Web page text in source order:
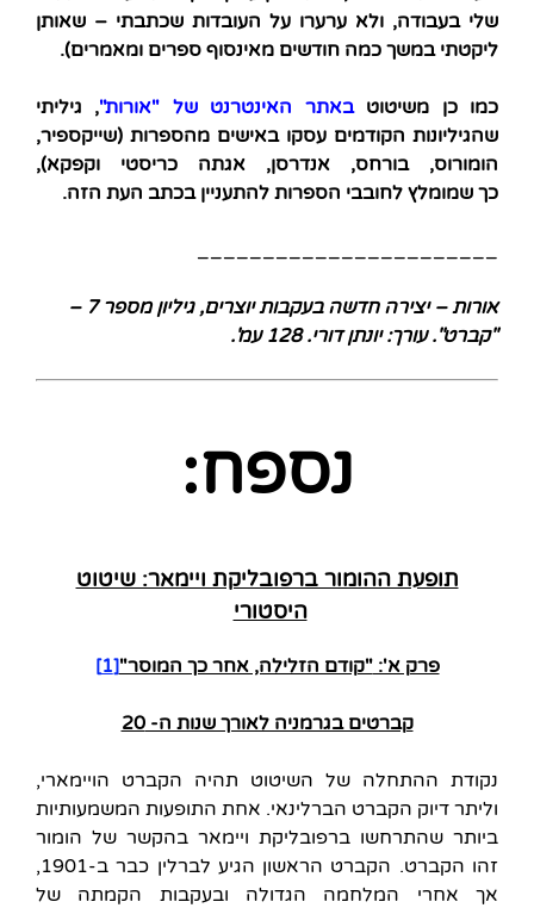
שלי בעבודה, ולא ערערו על העובדות שכתבתי – שאותן
ליקטתי במשך כמה חודשים מאינסוף ספרים ומאמרים).
כמו כן משיטוטבאתר האינטרנט של "אורות", גיליתי
שהגיליונות הקודמים עסקו באישים מהספרות (שייקספיר,
הומורוס, בורחס, אנדרסן, אגתה כריסטי וקפקא),
כך שמומלץ לחובבי הספרות להתעניין בכתב העת הזה.
אורות – יצירה חדשה בעקבות יוצרים, גיליון מספר 7 –
"קברט". עורך: יונתן דורי. 128 עמ'.
נספח:
תופעת ההומור ברפובליקת ויימאר: שיטוט
היסטורי
פרק א':"קודם הזלילה, אחר כך המוסר"[1]
קברטים בגרמניה לאורך שנות ה- 20
נקודת ההתחלה של השיטוט תהיה הקברט הויימארי,
וליתר דיוק הקברט הברלינאי. אחת התופעות המשמעותיות
ביותר שהתרחשו ברפובליקת ויימאר בהקשר של הומור
זהו הקברט. הקברט הראשון הגיע לברלין כבר ב-1901,
אך אחרי המלחמה הגדולה ובעקבות הקמתה של